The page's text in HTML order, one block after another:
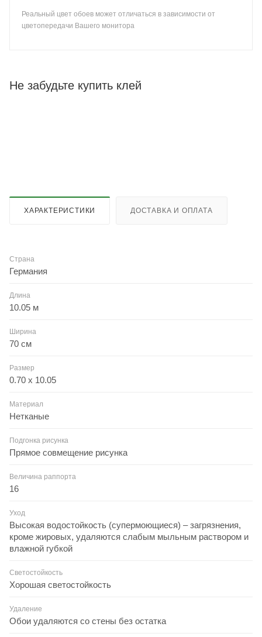
Реальный цвет обоев может отличаться в зависимости от
цветопередачи Вашего монитора
Не забудьте купить клей
ХАРАКТЕРИСТИКИ ДОСТАВКА И ОПЛАТА
Страна
Германия
Длина
10.05 м
Ширина
70 см
Размер
0.70 x 10.05
Материал
Нетканые
Подгонка рисунка
Прямое совмещение рисунка
Величина раппорта
16
Уход
Высокая водостойкость (супермоющиеся) – загрязнения,
кроме жировых, удаляются слабым мыльным раствором и
влажной губкой
Светостойкость
Хорошая светостойкость
Удаление
Обои удаляются со стены без остатка